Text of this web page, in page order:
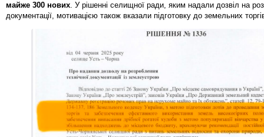
майже 300 нових. У рішенні селищної ради, яким надали дозвіл на
документації, мотивацією також вказали підготовку до земельних